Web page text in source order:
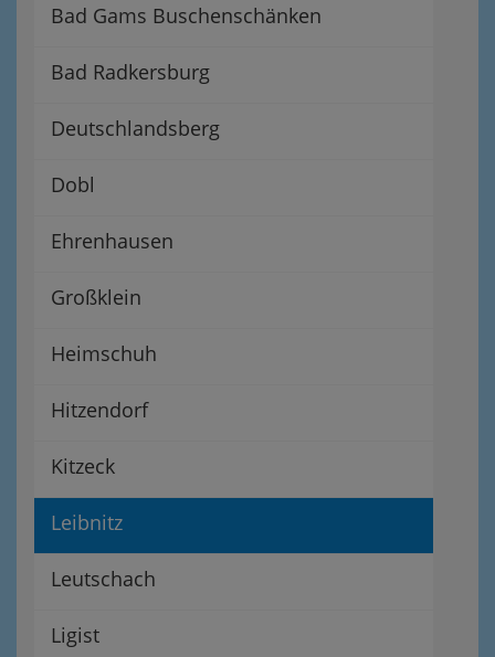
Bad Gams Buschenschänken
Bad Radkersburg
Deutschlandsberg
Dobl
Ehrenhausen
Großklein
Heimschuh
Hitzendorf
Kitzeck
Leibnitz
Leutschach
Ligist